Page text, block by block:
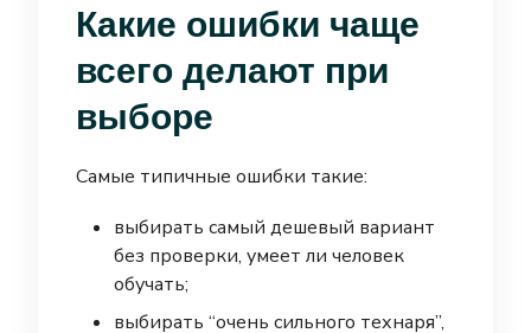
Какие ошибки чаще
всего делают при
выборе
Самые типичные ошибки такие:
выбирать самый дешевый вариант
без проверки, умеет ли человек
обучать;
выбирать “очень сильного технаря”,